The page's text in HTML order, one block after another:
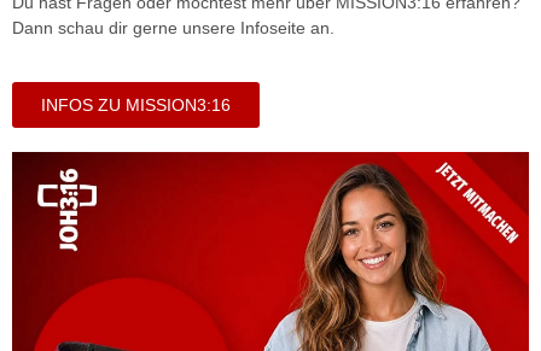
Dann schau dir gerne unsere Infoseite an.
INFOS ZU MISSION3:16